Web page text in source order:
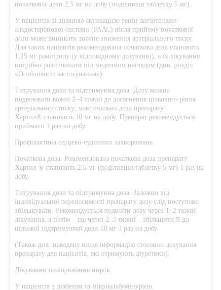
початкової дози 2,5 мг на добу (поділивши таблетку 5 мг).
У пацієнтів зі значною активацією ренін-ангіотензин-
альдостеронової системи (РААС) після прийому початкової
дози може виникати значне зниження артеріального тиску.
Для таких пацієнтів рекомендована початкова доза становить
1,25 мг раміприлу (у відповідному дозуванні), а їх лікування
потрібно розпочинати під медичним наглядом (див. розділ
«Особливості застосування»).
Титрування дози та підтримуюча доза. Дозу можна
подвоювати кожні 2–4 тижні до досягнення цільового рівня
артеріального тиску; максимальна доза препарату
Хартил® становить 10 мг на добу. Препарат рекомендується
приймати 1 раз на добу.
Профілактика серцево-судинних захворювань.
Початкова доза. Рекомендована початкова доза препарату
Хартил ® становить 2,5 мг (поділивши таблетку 5 мг) 1 раз на
добу.
Титрування дози та підтримуюча доза. Залежно від
індивідуальної переносимості препарату дозу слід поступово
збільшувати. Рекомендується подвоїти дозу через 1–2 тижні
лікування, а потім – ще через 2–3 тижні – збільшити її до
цільової підтримуючої дози 10 мг 1 раз на добу.
(Також див. наведену вище інформацію стосовно дозування
препарату для пацієнтів, які отримують діуретики).
Лікування захворювання нирок.
У пацієнтів з діабетом та мікроальбумінурією.